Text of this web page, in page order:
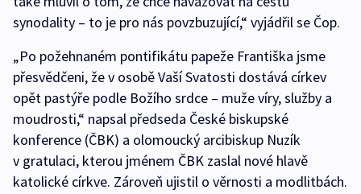
synodality – to je pro nás povzbuzující,“ vyjádřil se Čop.
„Po požehnaném pontifikátu papeže Františka jsme
přesvědčeni, že v osobě Vaší Svatosti dostává církev
opět pastýře podle Božího srdce – muže víry, služby a
moudrosti,“ napsal předseda České biskupské
konference (ČBK) a olomoucký arcibiskup Nuzík
v gratulaci, kterou jménem ČBK zaslal nové hlavě
katolické církve. Zároveň ujistil o věrnosti a modlitbách.